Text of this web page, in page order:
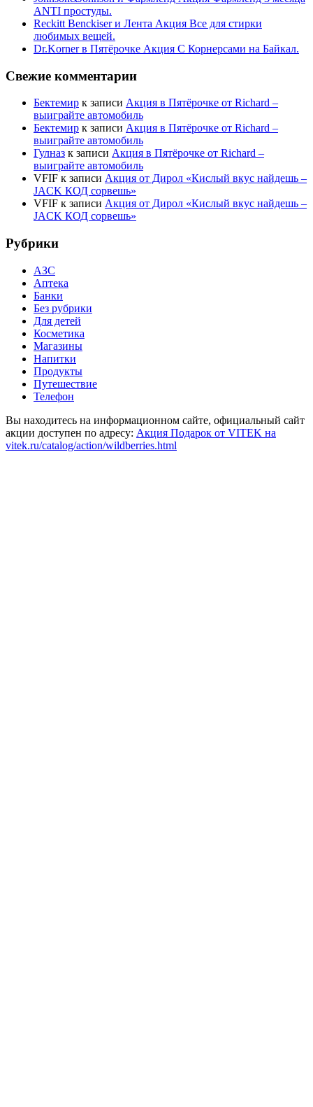
ANTI простуды.
Reckitt Benckiser и Лента Акция Все для стирки
любимых вещей.
Dr.Korner в Пятёрочке Акция С Корнерсами на Байкал.
Свежие комментарии
Бектемир к записи Акция в Пятёрочке от Richard –
выиграйте автомобиль
Бектемир к записи Акция в Пятёрочке от Richard –
выиграйте автомобиль
Гулназ к записи Акция в Пятёрочке от Richard –
выиграйте автомобиль
VFIF к записи Акция от Дирол «Кислый вкус найдешь –
JACK КОД сорвешь»
VFIF к записи Акция от Дирол «Кислый вкус найдешь –
JACK КОД сорвешь»
Рубрики
АЗС
Аптека
Банки
Без рубрики
Для детей
Косметика
Магазины
Напитки
Продукты
Путешествие
Телефон
Вы находитесь на информационном сайте, официальный сайт
акции доступен по адресу: Акция Подарок от VITEK на
vitek.ru/catalog/action/wildberries.html